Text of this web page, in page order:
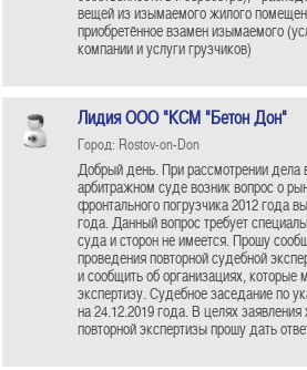
вещей из изымаемого жилого
приобретённое взамен изымаемого
компании и услуги грузчиков)
Лидия ООО "КСМ "Бетон Дон"
Город: Rostov-on-Don
Добрый день. При рассмотрении дела
арбитражном суде возник вопрос о
фронтального погрузчика 2012 года
года. Данный вопрос требует
суда и сторон не имеется. Прошу
проведения повторной судебной
и сообщить об организациях, которые
экспертизу. Судебное заседание по
на 24.12.2019 года. В целях заявления
повторной экспертизы прошу дать